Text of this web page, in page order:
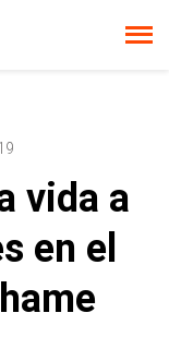
vida a
en el